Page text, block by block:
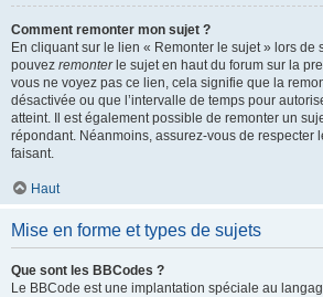
Comment remonter mon sujet ?
En cliquant sur le lien « Remonter le sujet » lors de
pouvez remonterle sujet en haut du forum sur la
vous ne voyez pas ce lien, cela signifie que la
désactivée ou que l’intervalle de temps pour
atteint. Il est également possible de remonter un
répondant. Néanmoins, assurez-vous de respecter
faisant.
Haut
Mise en forme et types de sujets
Que sont les BBCodes ?
Le BBCode est une implantation spéciale au